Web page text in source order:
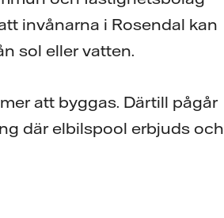
invånarna i Rosendal kan
sol eller vatten.
att byggas. Därtill pågår
där elbilspool erbjuds och